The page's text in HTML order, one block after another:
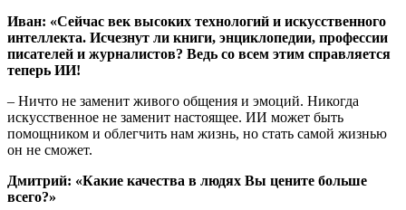
Иван: «Сейчас век высоких технологий и искусственного
интеллекта. Исчезнут ли книги, энциклопедии, профессии
писателей и журналистов? Ведь со всем этим справляется
теперь ИИ!
– Ничто не заменит живого общения и эмоций. Никогда
искусственное не заменит настоящее. ИИ может быть
помощником и облегчить нам жизнь, но стать самой жизнью
он не сможет.
Дмитрий: «Какие качества в людях Вы цените больше
всего?»